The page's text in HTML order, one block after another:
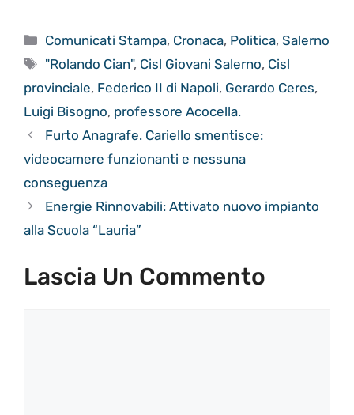
Categorie
Comunicati Stampa, Cronaca, Politica,Salerno
Tag
"Rolando Cian", Cisl Giovani Salerno, Cisl
provinciale, Federico II di Napoli, Gerardo Ceres,
Luigi Bisogno, professore Acocella.
Furto Anagrafe. Cariello smentisce:
videocamere funzionanti e nessuna
conseguenza
Energie Rinnovabili: Attivato nuovo impianto
alla Scuola “Lauria”
Lascia Un Commento